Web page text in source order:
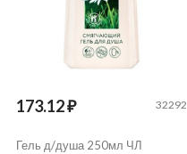
173.12 ₽ 32292
Гель д/душа 250мл ЧЛ